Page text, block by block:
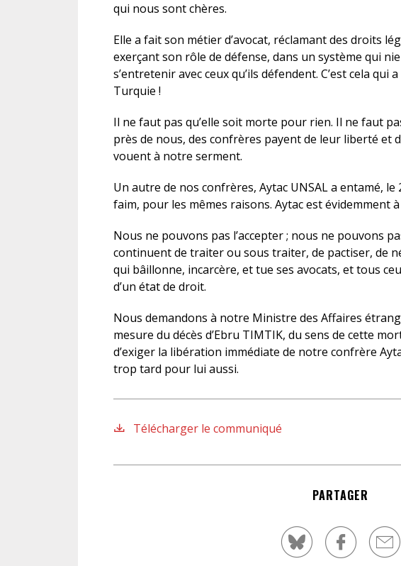
qui nous sont chères.
Elle a fait son métier d’avocat, réclamant des droits
exerçant son rôle de défense, dans un système qui
s’entretenir avec ceux qu’ils défendent. C’est cela qui
Turquie !
Il ne faut pas qu’elle soit morte pour rien. Il ne faut
près de nous, des confrères payent de leur liberté et
vouent à notre serment.
Un autre de nos confrères, Aytac UNSAL a entamé,
faim, pour les mêmes raisons. Aytac est évidemment
Nous ne pouvons pas l’accepter ; nous ne pouvons
continuent de traiter ou sous traiter, de pactiser, de
qui bâillonne, incarcère, et tue ses avocats, et tous
d’un état de droit.
Nous demandons à notre Ministre des Affaires
mesure du décès d’Ebru TIMTIK, du sens de cette
d’exiger la libération immédiate de notre confrère
trop tard pour lui aussi.
Télécharger le communiqué
PARTAGER